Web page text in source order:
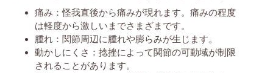
痛み：怪我直後から痛みが現れます。痛みの程度
は軽度から激しいまでさまざまです。
腫れ：関節周辺に腫れや膨らみが生じます。
動かしにくさ：捻挫によって関節の可動域が制限
されることがあります。